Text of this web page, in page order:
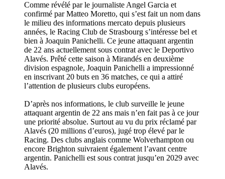
Comme révélé par le journaliste Angel Garcia et
confirmé par Matteo Moretto, qui s’est fait un nom dans
le milieu des informations mercato depuis plusieurs
années, le Racing Club de Strasbourg s’intéresse bel et
bien à Joaquin Panichelli. Ce jeune attaquant argentin
de 22 ans actuellement sous contrat avec le Deportivo
Alavés. Prêté cette saison à Mirandés en deuxième
division espagnole, Joaquin Panichelli a impressionné
en inscrivant 20 buts en 36 matches, ce qui a attiré
l’attention de plusieurs clubs européens.
D’après nos informations, le club surveille le jeune
attaquant argentin de 22 ans mais n’en fait pas à ce jour
une priorité absolue. Surtout au vu du prix réclamé par
Alavés (20 millions d’euros), jugé trop élevé par le
Racing. Des clubs anglais comme Wolverhampton ou
encore Brighton suivraient également l’avant centre
argentin. Panichelli est sous contrat jusqu’en 2029 avec
Alavés.